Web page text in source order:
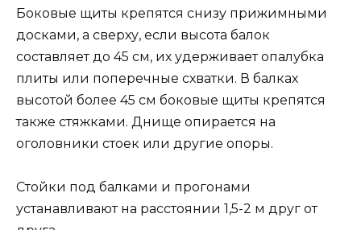
Боковые щиты крепятся снизу прижимными
досками, а сверху, если высота балок
составляет до 45 см, их удерживает опалубка
плиты или поперечные схватки. В балках
высотой более 45 см боковые щиты крепятся
также стяжками. Днище опирается на
оголовники стоек или другие опоры.
Стойки под балками и прогонами
устанавливают на расстоянии 1,5-2 м друг от